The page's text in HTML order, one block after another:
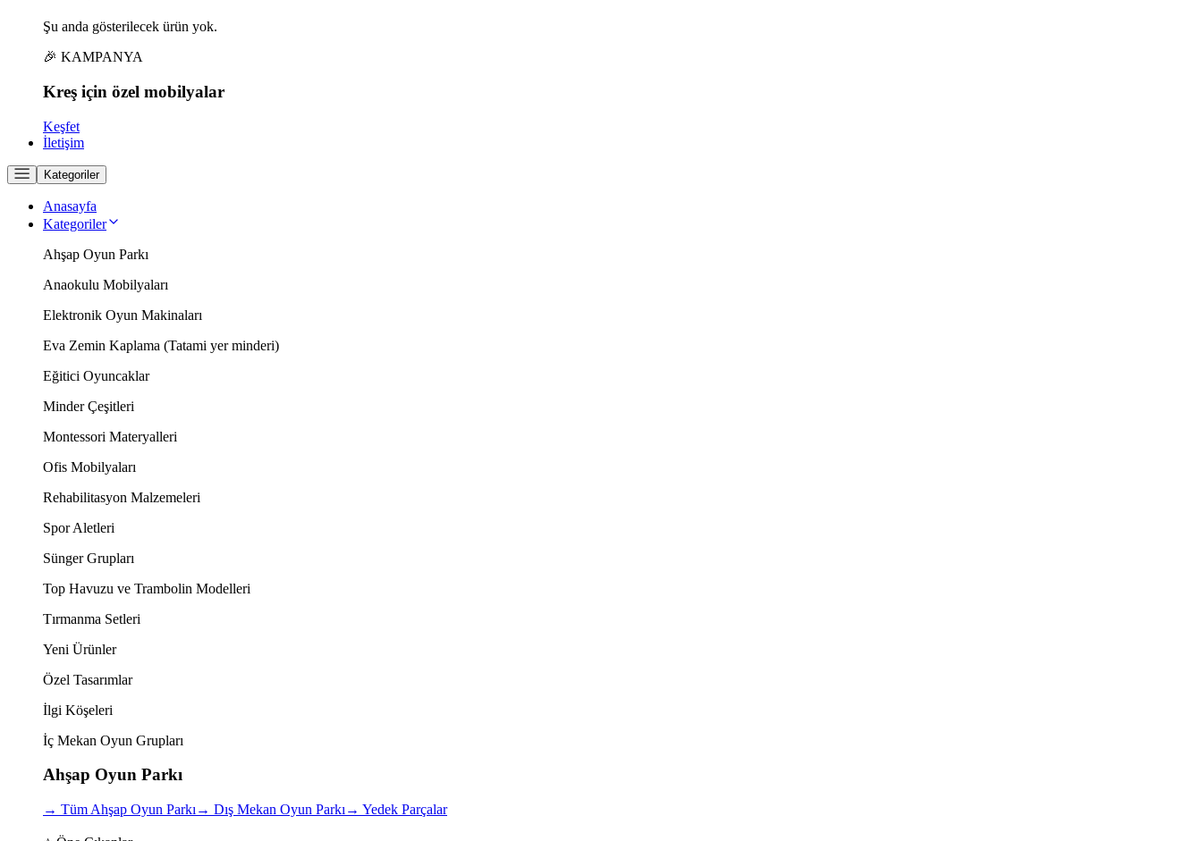
Şu anda gösterilecek ürün yok.
🎉 KAMPANYA
Kreş için özel mobilyalar
Keşfet
İletişim
Kategoriler
Anasayfa
Kategoriler
Ahşap Oyun Parkı
Anaokulu Mobilyaları
Elektronik Oyun Makinaları
Eva Zemin Kaplama (Tatami yer minderi)
Eğitici Oyuncaklar
Minder Çeşitleri
Montessori Materyalleri
Ofis Mobilyaları
Rehabilitasyon Malzemeleri
Spor Aletleri
Sünger Grupları
Top Havuzu ve Trambolin Modelleri
Tırmanma Setleri
Yeni Ürünler
Özel Tasarımlar
İlgi Köşeleri
İç Mekan Oyun Grupları
Ahşap Oyun Parkı
→ Tüm Ahşap Oyun Parkı → Dış Mekan Oyun Parkı → Yedek Parçalar